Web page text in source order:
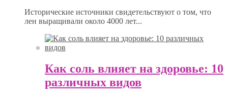
Исторические источники свидетельствуют о том, что
лен выращивали около 4000 лет...
Как соль влияет на здоровье: 10
различных видов